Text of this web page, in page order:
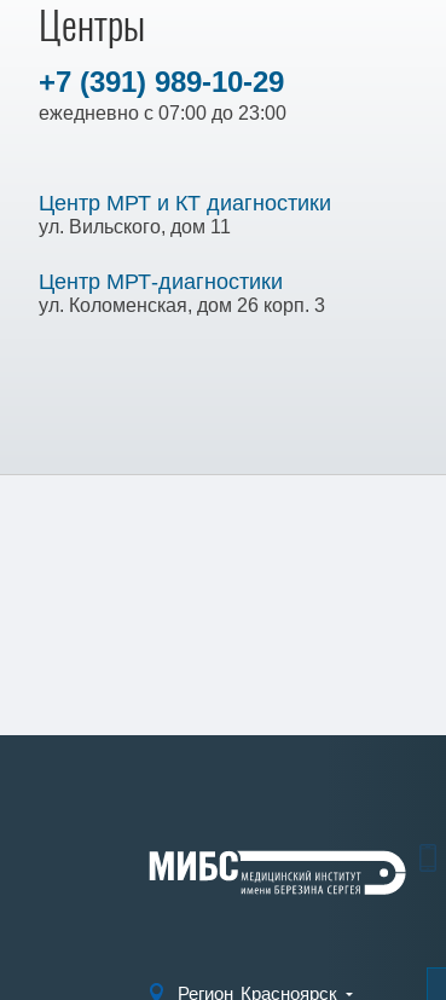
Центры
+7 (391) 989-10-29
ежедневно с 07:00 до 23:00
Центр МРТ и КТ диагностики
ул. Вильского, дом 11
Центр МРТ-диагностики
ул. Коломенская, дом 26 корп. 3
Регион Красноярск